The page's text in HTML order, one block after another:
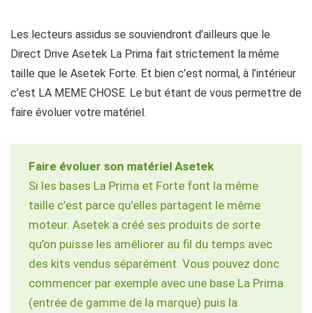
Les lecteurs assidus se souviendront d’ailleurs que le
Direct Drive Asetek La Prima fait strictement la même
taille que le Asetek Forte. Et bien c’est normal, à l’intérieur
c’est LA MEME CHOSE. Le but étant de vous permettre de
faire évoluer votre matériel.
Faire évoluer son matériel Asetek
Si les bases La Prima et Forte font la même
taille c’est parce qu’elles partagent le même
moteur. Asetek a créé ses produits de sorte
qu’on puisse les améliorer au fil du temps avec
des kits vendus séparément. Vous pouvez donc
commencer par exemple avec une base La Prima
(entrée de gamme de la marque) puis la